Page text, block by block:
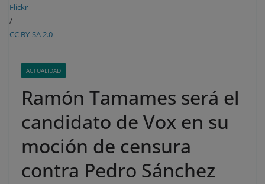
Flickr
/
CC BY-SA 2.0
ACTUALIDAD
Ramón Tamames será el
candidato de Vox en su
moción de censura
contra Pedro Sánchez